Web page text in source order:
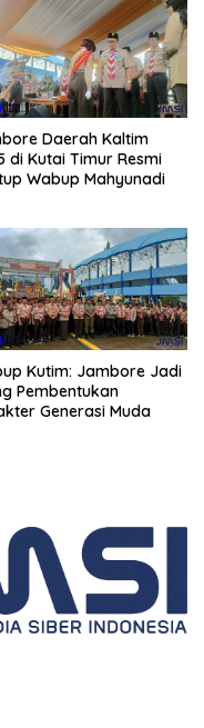
Daerah Kaltim
di Kutai Timur Resmi
Wabup Mahyunadi
Kutim: Jambore Jadi
Pembentukan
Generasi Muda